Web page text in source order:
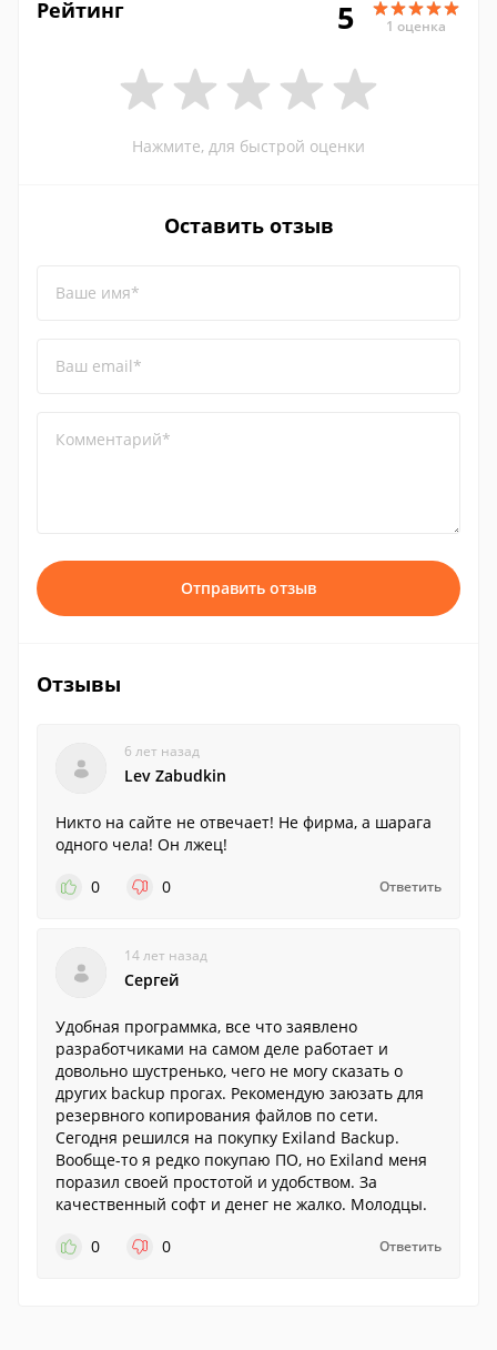
Рейтинг 5 1 оценка
Нажмите, для быстрой оценки
Оставить отзыв
Ваше имя*
Ваш email*
Комментарий*
Отправить отзыв
Отзывы
6 лет назад
Lev Zabudkin
Никто на сайте не отвечает! Не фирма, а шарага
одного чела! Он лжец!
0
0 Ответить
14 лет назад
Сергей
Удобная программка, все что заявлено
разработчиками на самом деле работает и
довольно шустренько, чего не могу сказать о
других backup прогах. Рекомендую заюзать для
резервного копирования файлов по сети.
Сегодня решился на покупку Exiland Backup.
Вообще-то я редко покупаю ПО, но Exiland меня
поразил своей простотой и удобством. За
качественный софт и денег не жалко. Молодцы.
0
0 Ответить